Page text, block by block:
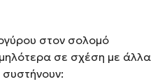
στον σολομό
σε σχέση με άλλα
συστήνουν: